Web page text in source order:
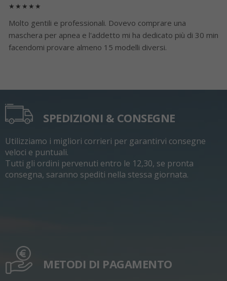
★★★★★
Molto gentili e professionali. Dovevo comprare una
maschera per apnea e l'addetto mi ha dedicato più di 30 min
facendomi provare almeno 15 modelli diversi.
SPEDIZIONI & CONSEGNE
Utilizziamo i migliori corrieri per garantirvi consegne
veloci e puntuali.
Tutti gli ordini pervenuti entro le 12,30, se pronta
consegna, saranno spediti nella stessa giornata.
METODI DI PAGAMENTO